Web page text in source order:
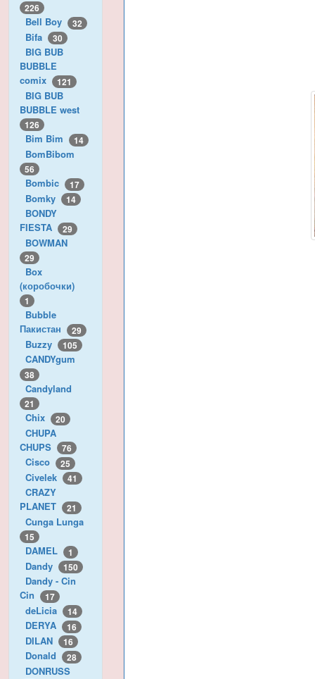
226
Bell Boy 32
Bifa 30
BIG BUB
BUBBLE
comix
121
BIG BUB
BUBBLE west
126
Bim Bim 14
BomBibom
56
Bombic 17
Bomky 14
BONDY
FIESTA
29
BOWMAN
29
Box
(коробочки)
1
Bubble
Пакистан
29
Buzzy 105
CANDYgum
38
Candyland
21
Chix 20
CHUPA
CHUPS
76
Cisco 25
Civelek 41
CRAZY
PLANET
21
Cunga Lunga
15
DAMEL 1
Dandy 150
Dandy - Cin
Cin
17
deLicia 14
DERYA 16
DILAN 16
Donald 28
DONRUSS